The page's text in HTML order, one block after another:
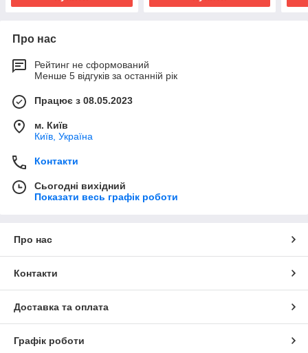
Про нас
Рейтинг не сформований
Менше 5 відгуків за останній рік
Працює з 08.05.2023
м. Київ
Київ, Україна
Контакти
Сьогодні вихідний
Показати весь графік роботи
Про нас
Контакти
Доставка та оплата
Графік роботи